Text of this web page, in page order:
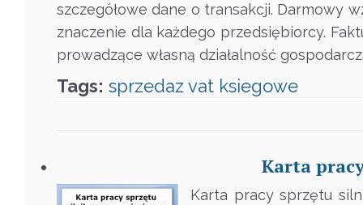
szczegółowe dane o transakcji. Darmowy
znaczenie dla każdego przedsiębiorcy.
prowadzące własną działalność
Tags: sprzedaz vat ksiegowe
Karta
Karta pracy sprzętu